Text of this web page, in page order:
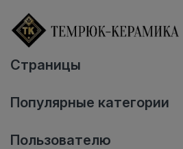
Страницы
Популярные категории
Пользователю